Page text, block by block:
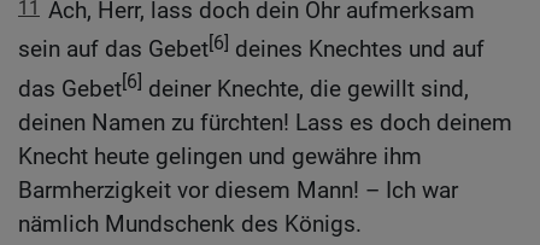
11 Ach, Herr, lass doch dein Ohr aufmerksam
sein auf das Gebet[6] deines Knechtes und auf
das Gebet[6] deiner Knechte, die gewillt sind,
deinen Namen zu fürchten! Lass es doch deinem
Knecht heute gelingen und gewähre ihm
Barmherzigkeit vor diesem Mann! – Ich war
nämlich Mundschenk des Königs.